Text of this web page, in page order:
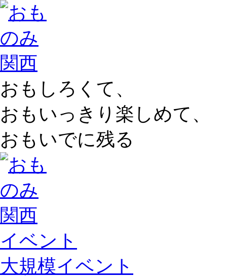
おもしろくて、
おもいっきり楽しめて、
おもいでに残る
イベント
大規模イベント